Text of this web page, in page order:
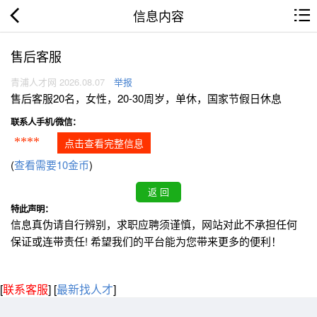
信息内容
售后客服
青浦人才网 2026.08.07 举报
售后客服20名，女性，20-30周岁，单休，国家节假日休息
联系人手机/微信：
**** 点击查看完整信息
(查看需要10金币)
特此声明：
信息真伪请自行辨别，求职应聘须谨慎，网站对此不承担任何
保证或连带责任! 希望我们的平台能为您带来更多的便利！
[联系客服] [最新找人才]